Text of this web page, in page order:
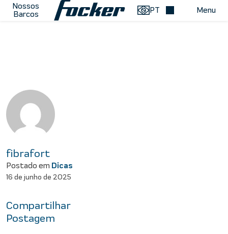
Pular para o conteúdo
Menu de Navegação
Nossos
Barcos
PT Menu
fibrafort
Postado em Dicas
16 de junho de 2025
Compartilhar
Postagem